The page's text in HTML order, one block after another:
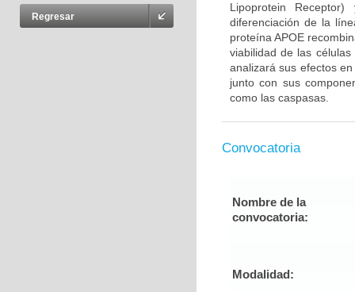
Regresar
Lipoprotein
diferenciación de la
proteína APOE
viabilidad de las
analizará sus efectos
junto con sus
como las caspasas.
Convocatoria
Nombre de la
convocatoria:
Modalidad: